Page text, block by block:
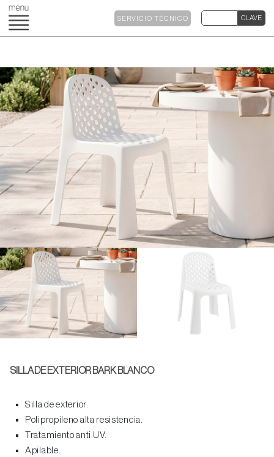
SERVICIO TÉCNICO
SILLA DE EXTERIOR BARK BLANCO
Silla de exterior.
Polipropileno alta resistencia.
Tratamiento anti UV.
Apilable.